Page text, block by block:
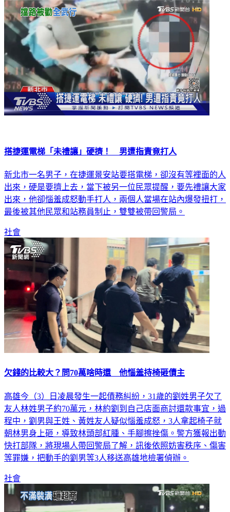
搭捷運電梯「未禮讓」硬擠！ 男遭指責竟打人
新北市一名男子，在捷運景安站要搭電梯，卻沒有等裡面的人
出來，硬是要擠上去，當下被另一位民眾提醒，要先禮讓大家
出來，他卻惱羞成怒動手打人，兩個人當場在站內爆發扭打，
最後被其他民眾和站務員制止，雙雙被帶回警局。
社會
欠錢的比較大？問70萬啥時還 他惱羞持椅砸債主
高雄今（3）日凌晨發生一起債務糾紛，31歲的劉姓男子欠了
友人林姓男子約70萬元，林約劉到自己店面商討還款事宜，過
程中，劉男與王姓、黃姓友人疑似惱羞成怒，3人拿起椅子就
朝林男身上砸，導致林頭部紅腫、手腳擦挫傷。警方獲報出動
快打部隊，將現場人帶回警局了解，訊後依照妨害秩序、傷害
等罪嫌，把動手的劉男等3人移送高雄地檢署偵辦。
社會